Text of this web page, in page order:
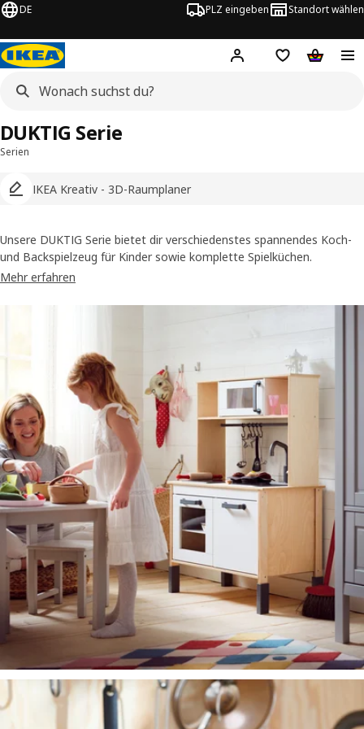
DE PLZ eingeben Standort wählen
Hej! Logge dich ein
Einkaufsliste
Serien
IKEA Kreativ - 3D-Raumplaner
DUKTIG Serie
Unsere DUKTIG Serie bietet dir verschiedenstes spannendes Koch-
und Backspielzeug für Kinder sowie komplette Spielküchen.
Mehr erfahren